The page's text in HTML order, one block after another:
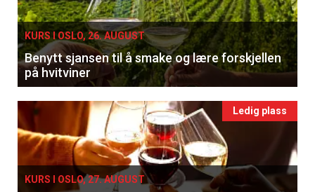
KURS I OSLO, 26. AUGUST
Benytt sjansen til å smake og lære forskjellen
på hvitviner
Ledig plass
KURS I OSLO, 27. AUGUST